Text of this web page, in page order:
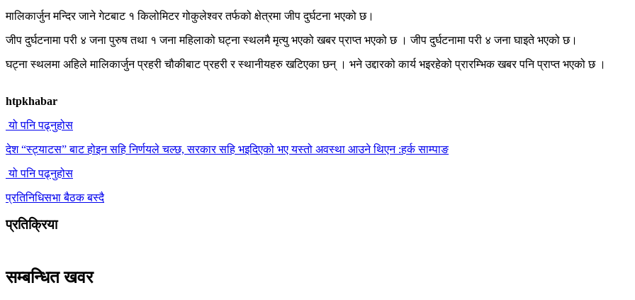
मालिकार्जुन मन्दिर जाने गेटबाट १ किलोमिटर गोकुलेश्वर तर्फको क्षेत्रमा जीप दुर्घटना भएको छ।
जीप दुर्घटनामा परी ४ जना पुरुष तथा १ जना महिलाको घट्ना स्थलमै मृत्यु भएको खबर प्राप्त भएको छ । जीप दुर्घटनामा परी ४ जना घाइते भएको छ।
घट्ना स्थलमा अहिले मालिकार्जुन प्रहरी चौकीबाट प्रहरी र स्थानीयहरु खटिएका छन् । भने उद्दारको कार्य भइरहेको प्रारम्भिक खबर पनि प्राप्त भएको छ ।
htpkhabar
यो पनि पढ्नुहोस
देश “स्ट्याटस” बाट होइन सहि निर्णयले चल्छ, सरकार सहि भइदिएको भए यस्तो अवस्था आउने थिएन :हर्क साम्पाङ
यो पनि पढ्नुहोस
प्रतिनिधिसभा बैठक बस्दै
प्रतिक्रिया
सम्बन्धित खवर